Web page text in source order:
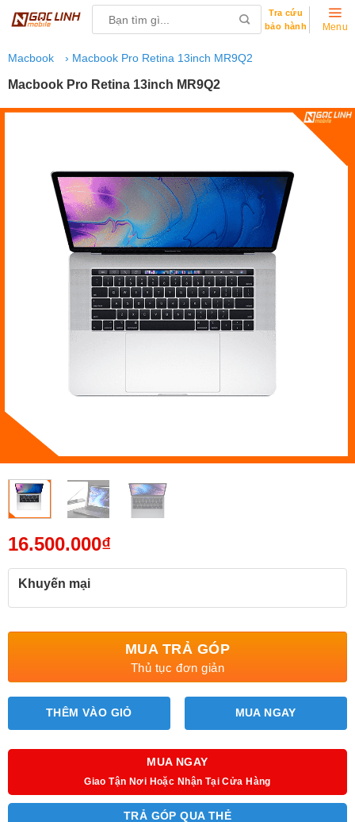
Tra cứu
bảo hành
Menu
Macbook › Macbook Pro Retina 13inch MR9Q2
Macbook Pro Retina 13inch MR9Q2
16.500.000₫
Khuyến mại
MUA TRẢ GÓP
Thủ tục đơn giản
THÊM VÀO GIỎ MUA NGAY
MUA NGAY
Giao Tận Nơi Hoặc Nhận Tại Cửa Hàng
TRẢ GÓP QUA THẺ